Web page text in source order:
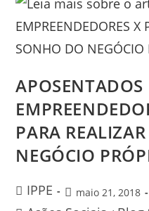
APOSENTADOS
PARA
NEGÓCIO
IPPE maio 21, 2018